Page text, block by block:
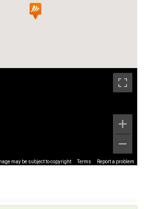
may be subject to copyright Terms Report a problem